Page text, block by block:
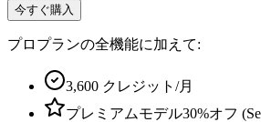
今すぐ購入
プロプランの全機能に加えて:
3,600 クレジット/月
プレミアムモデル30%オフ